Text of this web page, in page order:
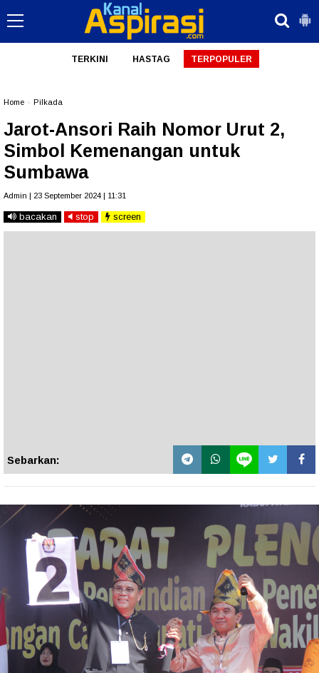
TERKINI HASTAG TERPOPULER
Home Pilkada
Jarot-Ansori Raih Nomor Urut 2,
Simbol Kemenangan untuk
Sumbawa
Admin | 23 September 2024 | 11:31
bacakan stop screen
Sebarkan: